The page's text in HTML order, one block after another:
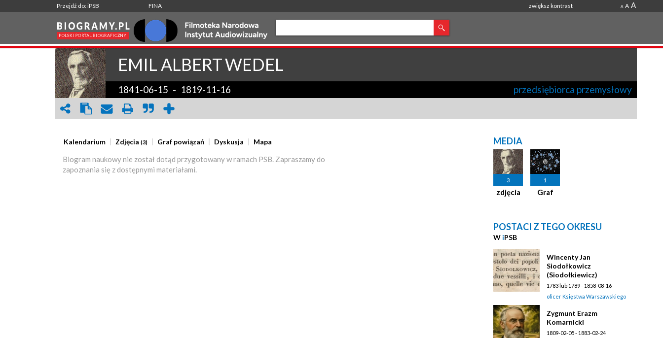
Przejdź do: iPSB FINA zwiększ kontrast A A A
EMIL ALBERTWEDEL
1841-06-15 - 1819-11-16 przedsiębiorca przemysłowy
Kalendarium Zdjęcia(3) Graf powiązań Dyskusja Mapa
Biogram naukowy nie został dotąd przygotowany w ramach PSB. Zapraszamy do
zapoznania się z dostępnymi materiałami.
MEDIA
3
zdjęcia
1
Graf
POSTACI Z TEGO OKRESU
W iPSB
Wincenty Jan
Siodołkowicz
(Siodołkiewicz)
1783 lub 1789 - 1858-08-16
oficer Księstwa Warszawskiego
Zygmunt Erazm
Komarnicki
1809-02-05 - 1883-02-24